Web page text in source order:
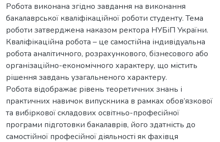
Робота виконана згідно завдання на виконання
бакалаврської кваліфікаційної роботи студенту. Тема
роботи затверджена наказом ректора НУБіП України.
Кваліфікаційна робота – це самостійна індивідуальна
робота аналітичного, розрахункового, бізнесового або
організаційно-економічного характеру, що містить
рішення завдань узагальненого характеру.
Робота відображає рівень теоретичних знань і
практичних навичок випускника в рамках обов’язкової
та вибіркової складових освітньо-професійної
програми підготовки бакалаврів, його здатність до
самостійної професійної діяльності як фахівця